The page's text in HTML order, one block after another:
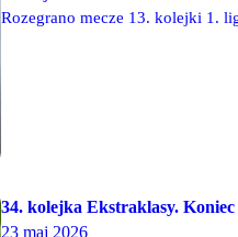
Rozegrano mecze 13. kolejki 1.
34. kolejka Ekstraklasy. Koniec
23 maj 2026